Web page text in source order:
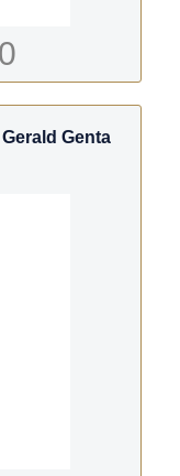
Genta